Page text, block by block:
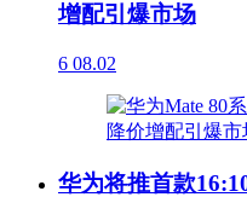
增配引爆市场
6 08.02
华为将推首款